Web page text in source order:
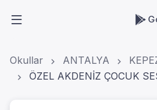
Okullar ANTALYA
ÖZEL AKDENİZ ÇOCUK